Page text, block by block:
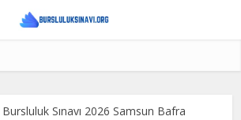
Sınavı 2026 Samsun Bafra